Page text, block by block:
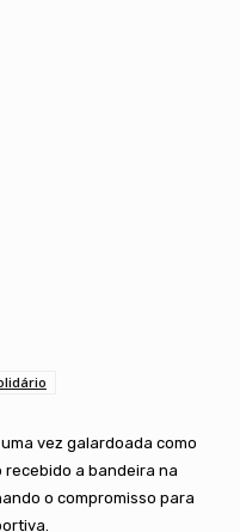
vez galardoada como
recebido a bandeira na
o compromisso para